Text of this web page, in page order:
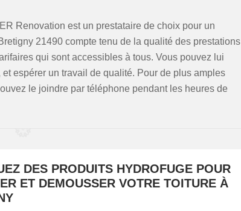
Renovation est un prestataire de choix pour un
21490 compte tenu de la qualité des prestations
qui sont accessibles à tous. Vous pouvez lui
espérer un travail de qualité. Pour de plus amples
le joindre par téléphone pendant les heures de
DES PRODUITS HYDROFUGE POUR
ET DEMOUSSER VOTRE TOITURE À